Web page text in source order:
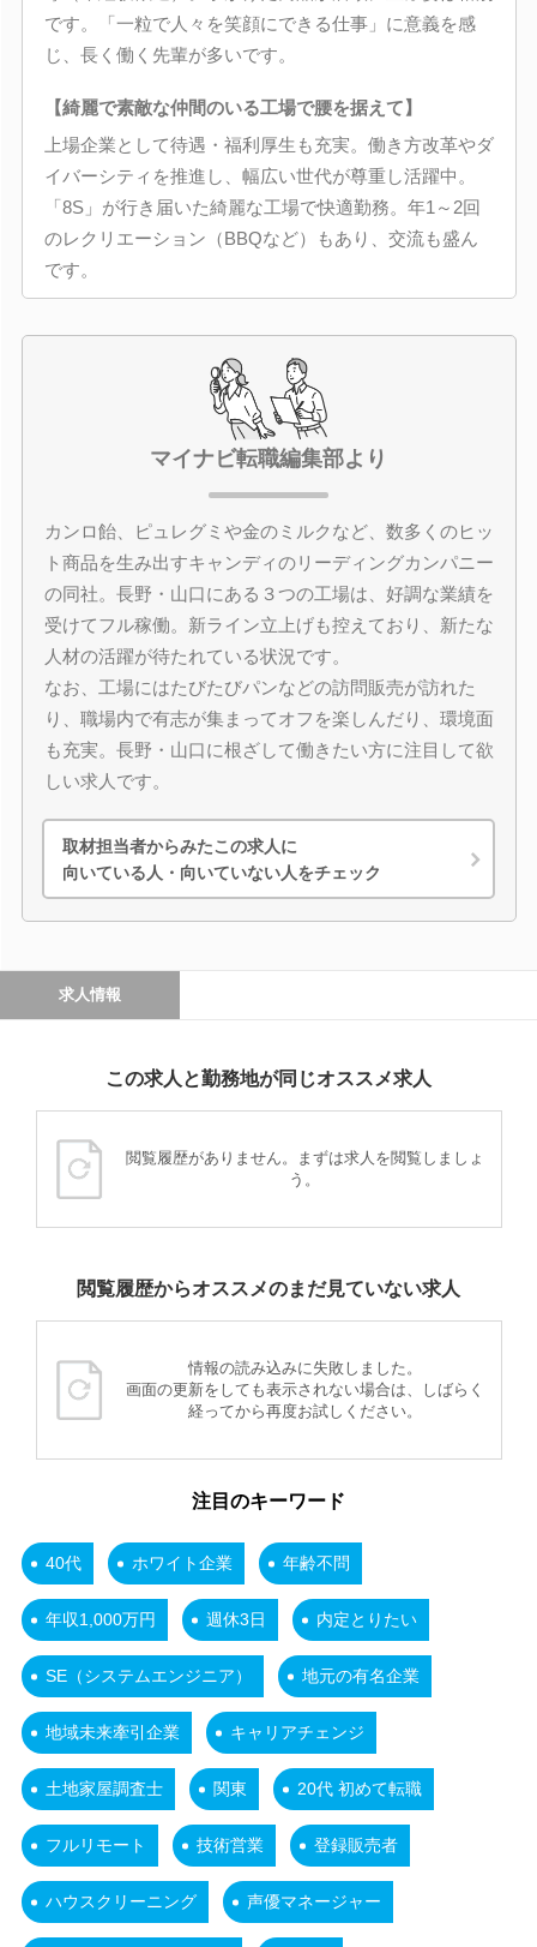
です。「一粒で人々を笑顔にできる仕事」に意義を感
じ、長く働く先輩が多いです。
【綺麗で素敵な仲間のいる工場で腰を据えて】
上場企業として待遇・福利厚生も充実。働き方改革やダ
イバーシティを推進し、幅広い世代が尊重し活躍中。
「8S」が行き届いた綺麗な工場で快適勤務。年1～2回
のレクリエーション（BBQなど）もあり、交流も盛ん
です。
マイナビ転職編集部より
カンロ飴、ピュレグミや金のミルクなど、数多くのヒッ
ト商品を生み出すキャンディのリーディングカンパニー
の同社。長野・山口にある３つの工場は、好調な業績を
受けてフル稼働。新ライン立上げも控えており、新たな
人材の活躍が待たれている状況です。
なお、工場にはたびたびパンなどの訪問販売が訪れた
り、職場内で有志が集まってオフを楽しんだり、環境面
も充実。長野・山口に根ざして働きたい方に注目して欲
しい求人です。
取材担当者からみたこの求人に
向いている人・向いていない人をチェック
求人情報
この求人と勤務地が同じオススメ求人
閲覧履歴がありません。まずは求人を閲覧しましょ
う。
閲覧履歴からオススメのまだ見ていない求人
情報の読み込みに失敗しました。
画面の更新をしても表示されない場合は、しばらく
経ってから再度お試しください。
注目のキーワード
40代 ホワイト企業 年齢不問
年収1,000万円 週休3日 内定とりたい
SE（システムエンジニア） 地元の有名企業
地域未来牽引企業 キャリアチェンジ
土地家屋調査士 関東 20代 初めて転職
フルリモート 技術営業 登録販売者
ハウスクリーニング 声優マネージャー